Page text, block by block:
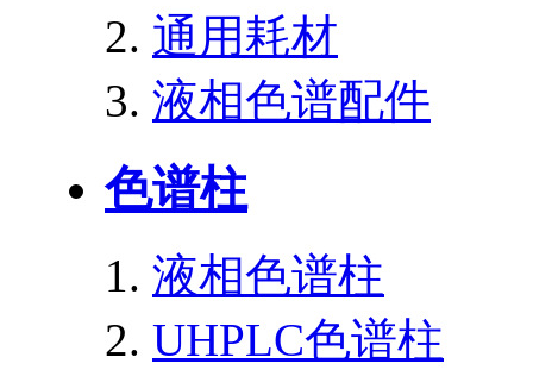
通用耗材
液相色谱配件
色谱柱
液相色谱柱
UHPLC色谱柱